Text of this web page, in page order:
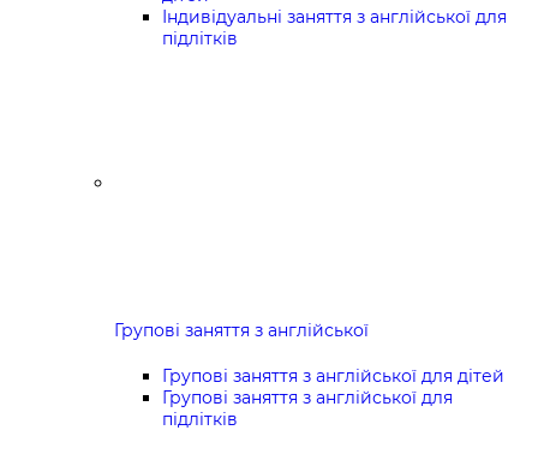
Індивідуальні заняття з англійської для
підлітків
Групові заняття з англійської
Групові заняття з англійської для дітей
Групові заняття з англійської для
підлітків